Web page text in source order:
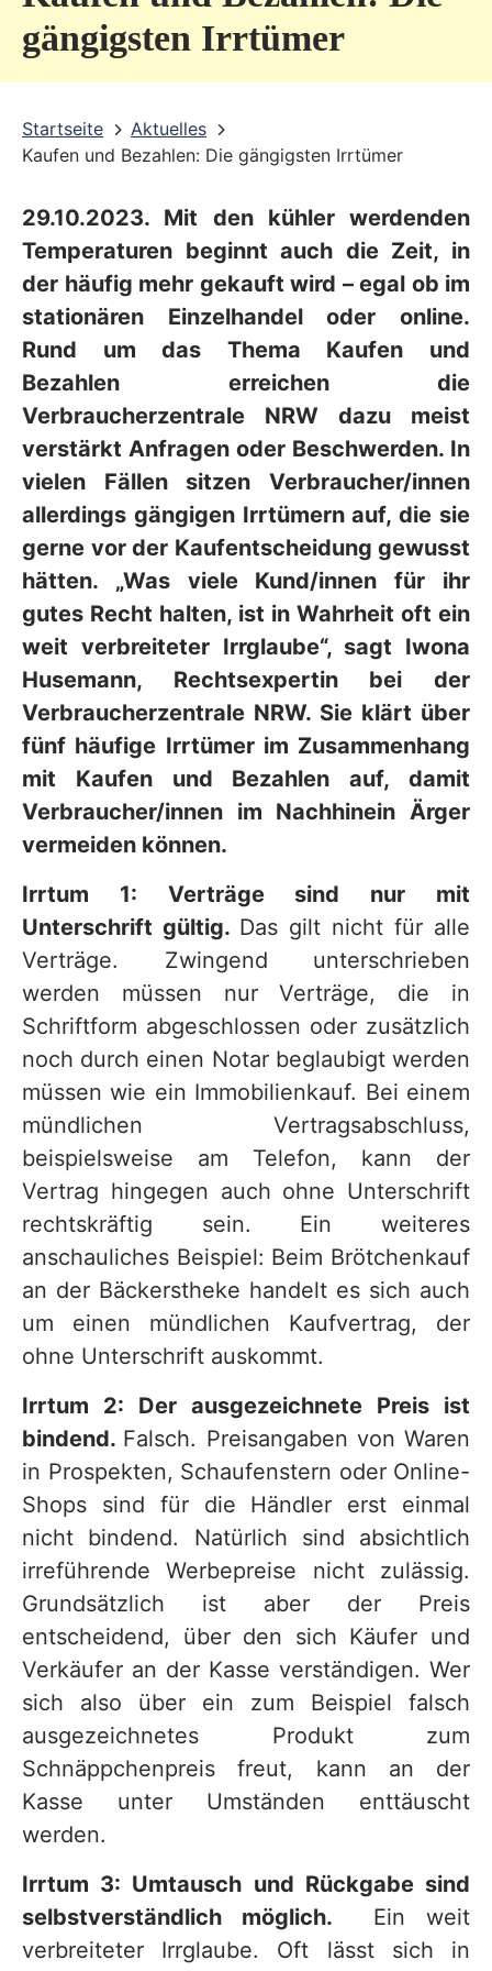
gängigsten Irrtümer
Startseite
Aktuelles
Kaufen und Bezahlen: Die gängigsten Irrtümer
29.10.2023. Mit den kühler werdenden
Temperaturen beginnt auch die Zeit, in
der häufig mehr gekauft wird – egal ob im
stationären Einzelhandel oder online.
Rund um das Thema Kaufen und
Bezahlen erreichen die
Verbraucherzentrale NRW dazu meist
verstärkt Anfragen oder Beschwerden. In
vielen Fällen sitzen Verbraucher/innen
allerdings gängigen Irrtümern auf, die sie
gerne vor der Kaufentscheidung gewusst
hätten. „Was viele Kund/innen für ihr
gutes Recht halten, ist in Wahrheit oft ein
weit verbreiteter Irrglaube“, sagt Iwona
Husemann, Rechtsexpertin bei der
Verbraucherzentrale NRW. Sie klärt über
fünf häufige Irrtümer im Zusammenhang
mit Kaufen und Bezahlen auf, damit
Verbraucher/innen im Nachhinein Ärger
vermeiden können.
Irrtum 1: Verträge sind nur mit
Unterschrift gültig. Das gilt nicht für alle
Verträge. Zwingend unterschrieben
werden müssen nur Verträge, die in
Schriftform abgeschlossen oder zusätzlich
noch durch einen Notar beglaubigt werden
müssen wie ein Immobilienkauf. Bei einem
mündlichen Vertragsabschluss,
beispielsweise am Telefon, kann der
Vertrag hingegen auch ohne Unterschrift
rechtskräftig sein. Ein weiteres
anschauliches Beispiel: Beim Brötchenkauf
an der Bäckerstheke handelt es sich auch
um einen mündlichen Kaufvertrag, der
ohne Unterschrift auskommt.
Irrtum 2: Der ausgezeichnete Preis ist
bindend. Falsch. Preisangaben von Waren
in Prospekten, Schaufenstern oder Online-
Shops sind für die Händler erst einmal
nicht bindend. Natürlich sind absichtlich
irreführende Werbepreise nicht zulässig.
Grundsätzlich ist aber der Preis
entscheidend, über den sich Käufer und
Verkäufer an der Kasse verständigen. Wer
sich also über ein zum Beispiel falsch
ausgezeichnetes Produkt zum
Schnäppchenpreis freut, kann an der
Kasse unter Umständen enttäuscht
werden.
Irrtum 3: Umtausch und Rückgabe sind
selbstverständlich möglich. Ein weit
verbreiteter Irrglaube. Oft lässt sich in